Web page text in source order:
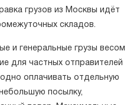
грузов из Москвы идёт
складов.
и генеральные грузы весом
для частных отправителей
оплачивать отдельную
посылку,